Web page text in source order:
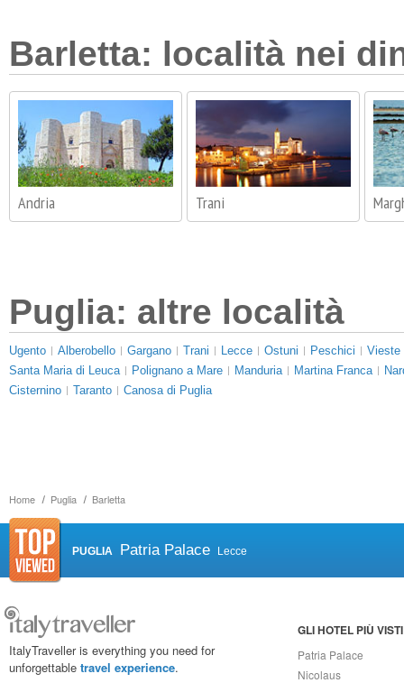
Home Puglia Barletta
Barletta: località nei
Andria Trani
Puglia: altre località
Ugento Alberobello Gargano Trani Lecce Ostuni Peschici
Vieste
Santa Maria di Leuca
Polignano a Mare Manduria Martina Franca
Cisternino
Taranto Canosa di Puglia
PUGLIA Patria Palace Lecce
ItalyTraveller is everything you need for
unforgettable travel experience.
GLI HOTEL PIÙ VISTI
Patria Palace
Nicolaus